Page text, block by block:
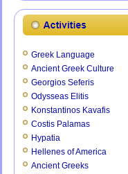
Greek Language
Ancient Greek Culture
Georgios Seferis
Odysseas Elitis
Konstantinos Kavafis
Costis Palamas
Hypatia
Hellenes of America
Ancient Greeks